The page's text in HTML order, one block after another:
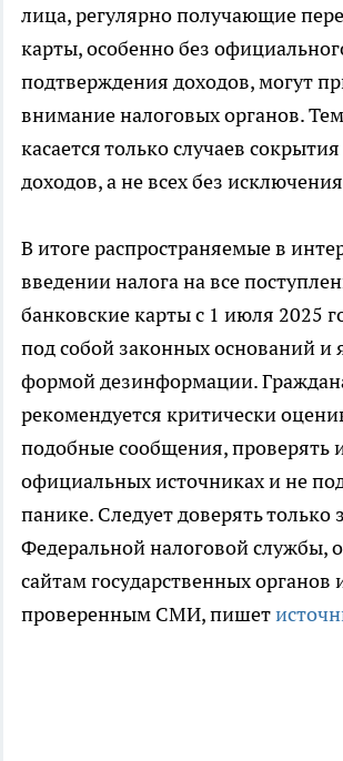
лица, регулярно получающие
карты, особенно без
подтверждения доходов, могут
внимание налоговых органов.
касается только случаев
доходов, а не всех без
В итоге распространяемые в
введении налога на все
банковские карты с 1 июля 2025
под собой законных оснований и
формой дезинформации.
рекомендуется критически
подобные сообщения,
официальных источниках и не
панике. Следует доверять только
Федеральной налоговой службы,
сайтам государственных органов
проверенным СМИ, пишет